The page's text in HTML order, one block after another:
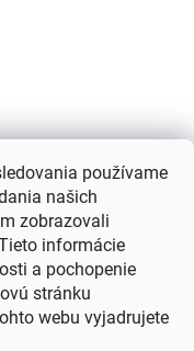
používame
našich
zobrazovali
informácie
a pochopenie
stránku
webu vyjadrujete
biele